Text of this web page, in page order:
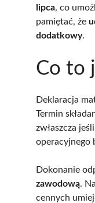
lipca, co
pamiętać, że
dodatkowy.
Co to
Deklaracja
Termin
zwłaszcza
operacyjnego
Dokonanie
zawodową.
cennych